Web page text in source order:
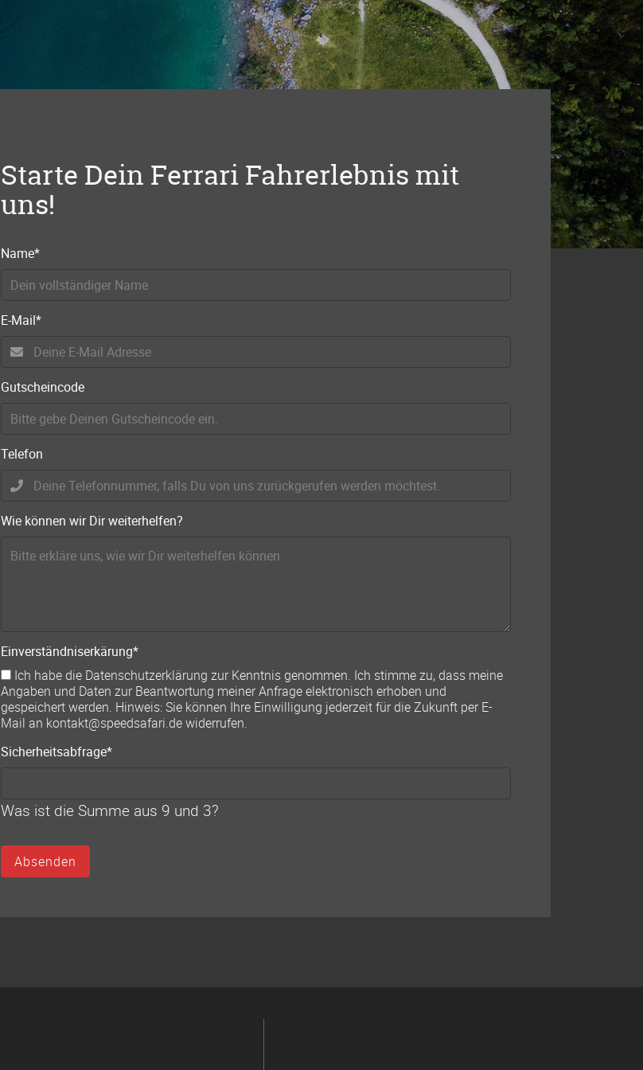
Starte Dein Ferrari Fahrerlebnis mit
uns!
Pflichtfeld
Name*
Pflichtfeld
E-Mail*
Gutscheincode
Telefon
Wie können wir Dir weiterhelfen?
Pflichtfeld
Einverständniserkärung*
Ich habe die Datenschutzerklärung zur Kenntnis genommen. Ich stimme zu, dass meine
Angaben und Daten zur Beantwortung meiner Anfrage elektronisch erhoben und
gespeichert werden. Hinweis: Sie können Ihre Einwilligung jederzeit für die Zukunft per E-
Mail an kontakt@speedsafari.de widerrufen.
Pflichtfeld
Sicherheitsabfrage*
Was ist die Summe aus 9 und 3?
Absenden